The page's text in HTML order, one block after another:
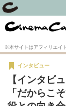
※本サイトはアフィリエイ
【インタビ
「だからこ
インタビュー